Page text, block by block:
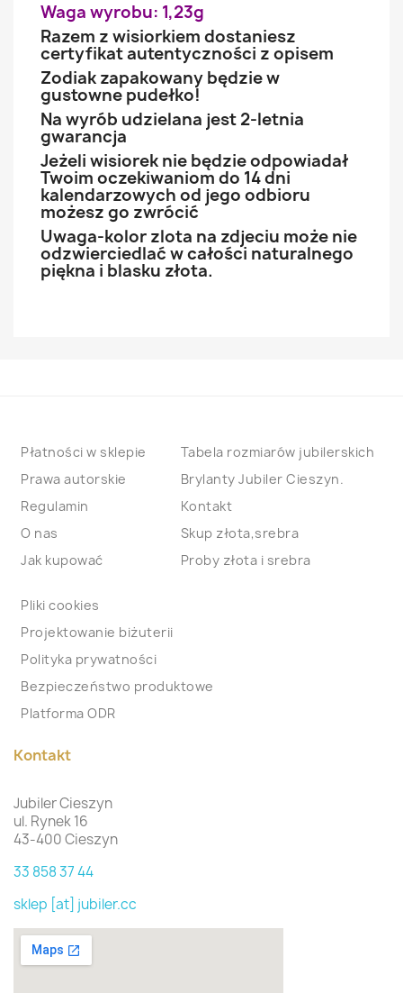
Waga wyrobu: 1,23g
Razem z wisiorkiem dostaniesz
certyfikat autentyczności z opisem
Zodiak zapakowany będzie w
gustowne pudełko!
Na wyrób udzielana jest 2-letnia
gwarancja
Jeżeli wisiorek nie będzie odpowiadał
Twoim oczekiwaniom do 14 dni
kalendarzowych od jego odbioru
możesz go zwrócić
Uwaga-kolor zlota na zdjeciu może nie
odzwierciedlać w całości naturalnego
piękna i blasku złota.
Płatności w sklepie
Prawa autorskie
Regulamin
O nas
Jak kupować
Tabela rozmiarów jubilerskich
Brylanty Jubiler Cieszyn.
Kontakt
Skup złota,srebra
Proby złota i srebra
Pliki cookies
Projektowanie biżuterii
Polityka prywatności
Bezpieczeństwo produktowe
Platforma ODR
Kontakt
Jubiler Cieszyn
ul. Rynek 16
43-400 Cieszyn
33 858 37 44
sklep [at] jubiler.cc